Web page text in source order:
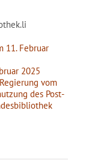
11. Februar
2025
vom
des Post-